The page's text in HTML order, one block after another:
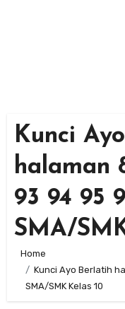
Kunci
halaman
93 94 95
SMA/
Home
Kunci Ayo Berlatih
SMA/SMK Kelas 10